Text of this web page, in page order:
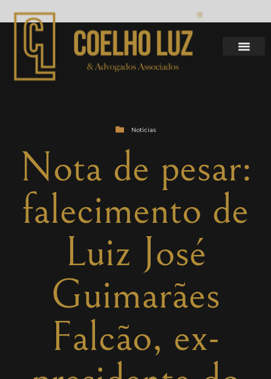
Notícias
Nota de pesar:
falecimento de
Luiz José
Guimarães
Falcão, ex-